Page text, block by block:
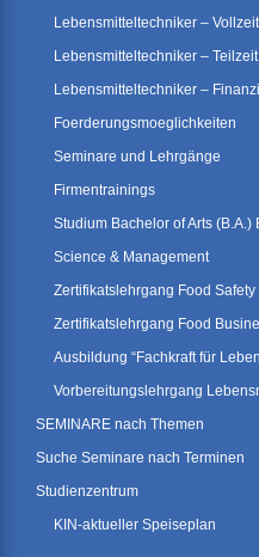
Lebensmitteltechniker – Vollzeit
Lebensmitteltechniker – Teilzeit
Lebensmitteltechniker –
Foerderungsmoeglichkeiten
Seminare und Lehrgänge
Firmentrainings
Studium Bachelor of Arts
Science & Management
Zertifikatslehrgang Food
Zertifikatslehrgang Food
Ausbildung “Fachkraft für
Vorbereitungslehrgang
SEMINARE nach Themen
Suche Seminare nach Terminen
Studienzentrum
KIN-aktueller Speiseplan